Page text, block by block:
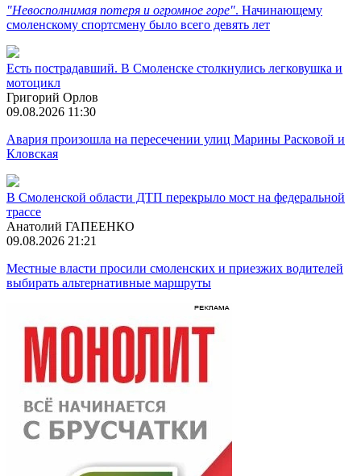
"Невосполнимая потеря и огромное горе". Начинающему
смоленскому спортсмену было всего девять лет
Есть пострадавший. В Смоленске столкнулись легковушка и
мотоцикл
Григорий Орлов
09.08.2026 11:30
Авария произошла на пересечении улиц Марины Расковой и
Кловская
В Смоленской области ДТП перекрыло мост на федеральной
трассе
Анатолий ГАПЕЕНКО
09.08.2026 21:21
Местные власти просили смоленских и приезжих водителей
выбирать альтернативные маршруты